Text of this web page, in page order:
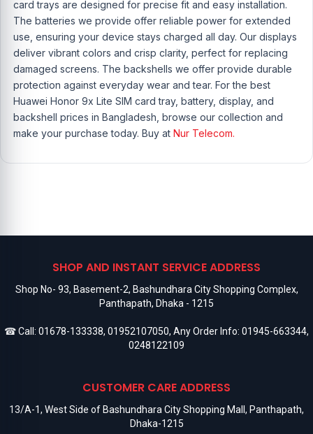
card trays are designed for precise fit and easy installation.
The batteries we provide offer reliable power for extended
use, ensuring your device stays charged all day. Our displays
deliver vibrant colors and crisp clarity, perfect for replacing
damaged screens. The backshells we offer provide durable
protection against everyday wear and tear. For the best
Huawei Honor 9x Lite SIM card tray, battery, display, and
backshell prices in Bangladesh, browse our collection and
make your purchase today. Buy at Nur Telecom.
SHOP AND INSTANT SERVICE ADDRESS
Shop No- 93, Basement-2, Bashundhara City Shopping Complex,
Panthapath, Dhaka - 1215
☎ Call: 01678-133338, 01952107050, Any Order Info: 01945-663344,
0248122109
CUSTOMER CARE ADDRESS
13/A-1, West Side of Bashundhara City Shopping Mall, Panthapath,
Dhaka-1215